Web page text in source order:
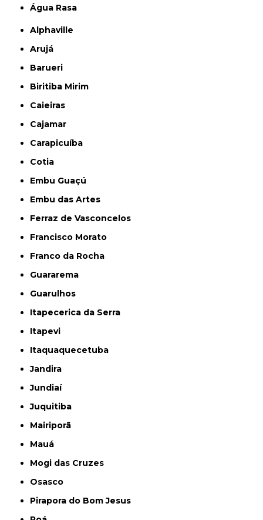
Água Rasa
Alphaville
Arujá
Barueri
Biritiba Mirim
Caieiras
Cajamar
Carapicuíba
Cotia
Embu Guaçú
Embu das Artes
Ferraz de Vasconcelos
Francisco Morato
Franco da Rocha
Guararema
Guarulhos
Itapecerica da Serra
Itapevi
Itaquaquecetuba
Jandira
Jundiaí
Juquitiba
Mairiporã
Mauá
Mogi das Cruzes
Osasco
Pirapora do Bom Jesus